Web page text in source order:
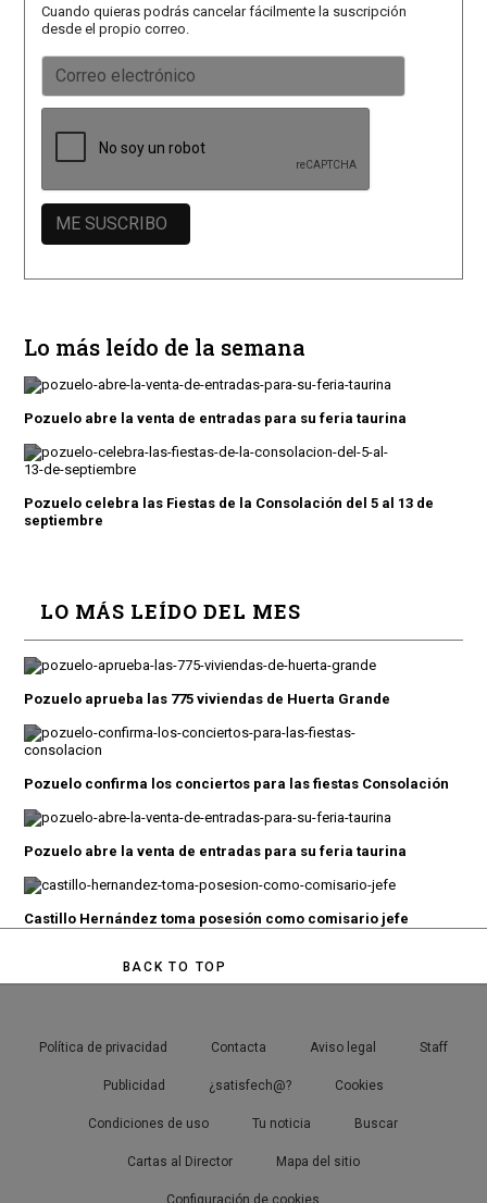
Cuando quieras podrás cancelar fácilmente la suscripción
desde el propio correo.
Lo más leído de la semana
Pozuelo abre la venta de entradas para su feria taurina
Pozuelo celebra las Fiestas de la Consolación del 5 al 13 de
septiembre
LO MÁS LEÍDO DEL MES
Pozuelo aprueba las 775 viviendas de Huerta Grande
Pozuelo confirma los conciertos para las fiestas Consolación
Pozuelo abre la venta de entradas para su feria taurina
Castillo Hernández toma posesión como comisario jefe
BACK TO TOP
Política de privacidad Contacta Aviso legal Staff
Publicidad ¿satisfech@? Cookies
Condiciones de uso Tu noticia Buscar
Cartas al Director Mapa del sitio